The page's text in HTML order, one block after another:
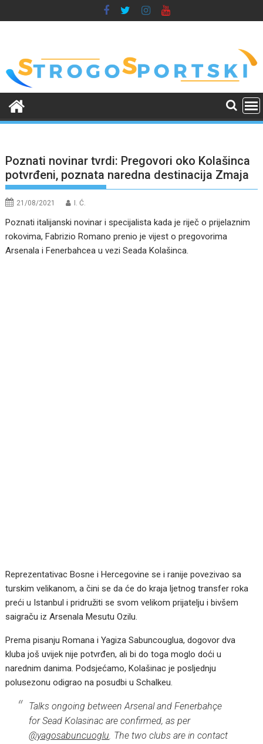
to
Poznati novinar tvrdi: Pregovori oko Kolašinca
potvrđeni, poznata naredna destinacija Zmaja
21/08/2021 I. Ć.
Poznati italijanski novinar i specijalista kada je riječ o prijelaznim
rokovima, Fabrizio Romano prenio je vijest o pregovorima
Arsenala i Fenerbahcea u vezi Seada Kolašinca.
Reprezentativac Bosne i Hercegovine se i ranije povezivao sa
turskim velikanom, a čini se da će do kraja ljetnog transfer roka
preći u Istanbul i pridružiti se svom velikom prijatelju i bivšem
saigraču iz Arsenala Mesutu Ozilu.
Prema pisanju Romana i Yagiza Sabuncouglua, dogovor dva
kluba još uvijek nije potvrđen, ali bi do toga moglo doći u
narednim danima. Podsjećamo, Kolašinac je posljednju
polusezonu odigrao na posudbi u Schalkeu.
Talks ongoing between Arsenal and Fenerbahçe
for Sead Kolasinac are confirmed, as per
@yagosabuncuoglu. The two clubs are in contact